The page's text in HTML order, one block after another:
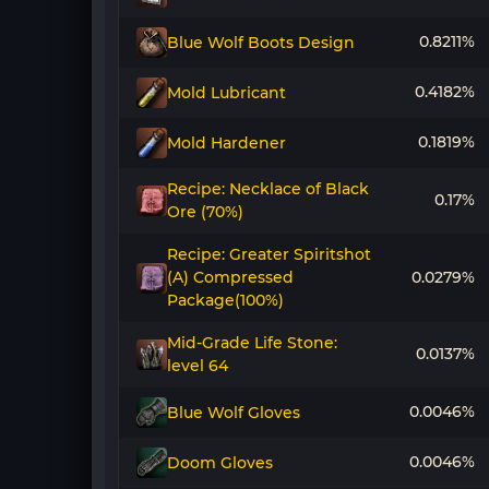
Blue Wolf Boots Design 0.8211%
Mold Lubricant 0.4182%
Mold Hardener 0.1819%
Recipe: Necklace of Black
Ore (70%)
0.17%
Recipe: Greater Spiritshot
(A) Compressed
Package(100%)
0.0279%
Mid-Grade Life Stone:
level 64
0.0137%
Blue Wolf Gloves 0.0046%
Doom Gloves 0.0046%